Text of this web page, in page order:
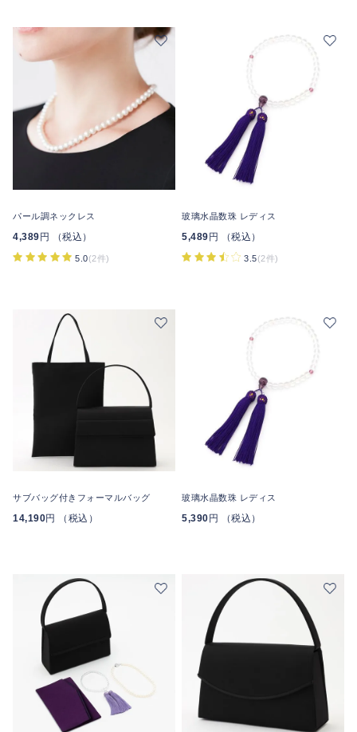
パール調ネックレス
4,389円 （税込）
5.0(2件)
玻璃水晶数珠 レディス
5,489円 （税込）
3.5(2件)
サブバッグ付きフォーマルバッグ
14,190円 （税込）
玻璃水晶数珠 レディス
5,390 円 （税込）